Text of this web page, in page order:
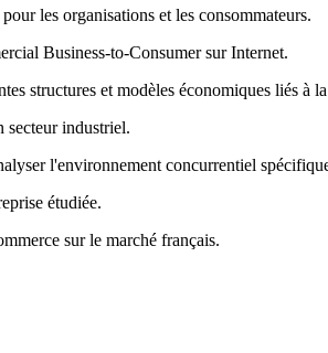
les organisations et les consommateurs.
Business-to-Consumer sur Internet.
structures et modèles économiques liés à
secteur industriel.
l'environnement concurrentiel
étudiée.
sur le marché français.